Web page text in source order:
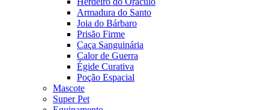
Armadura do Santo
Joia do Bárbaro
Prisão Firme
Caça Sanguinária
Calor de Guerra
Égide Curativa
Poção Espacial
Mascote
Super Pet